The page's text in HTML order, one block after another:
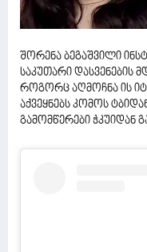
შორენა ბეგაშვილი
საკუთარი დასვენების
როგორც აღმოჩნა ის
აქვეყნებს კომოს
გამომწერები ჭკუიდან